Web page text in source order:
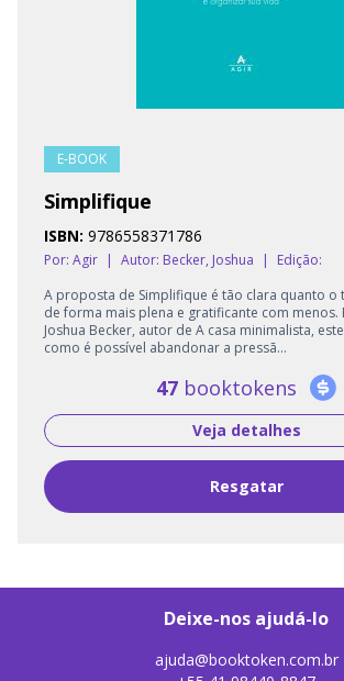
E-BOOK
Simplifique
ISBN: 9786558371786
Por: Agir | Autor: Becker, Joshua |
Edição:
A proposta de Simplifique é tão clara quanto o
de forma mais plena e gratificante com menos.
Joshua Becker, autor de A casa minimalista,
como é possível abandonar a pressã...
47 booktokens
Veja detalhes
Resgatar
Deixe-nos ajudá-lo
ajuda@booktoken.com.br